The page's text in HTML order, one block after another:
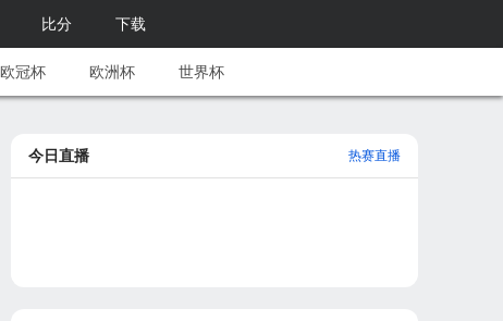
比分 下载
欧冠杯 欧洲杯 世界杯
今日直播 热赛直播